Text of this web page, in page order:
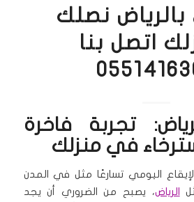
نصلك
اتصل بنا
تجربة فاخرة
في منزلك
اليومي تسارعًا مثل في المدن
الرياض، يصبح من الضروري أن يجد